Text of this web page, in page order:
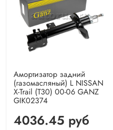
Амортизатор задний
(газомасляный) L NISSAN
X-Trail (T30) 00-06 GANZ
GIK02374
4036.45 руб